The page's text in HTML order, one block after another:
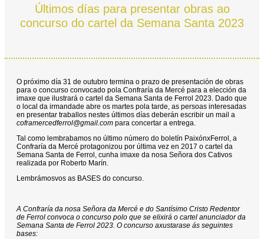
Últimos días para presentar obras ao
concurso do cartel da Semana Santa 2023
O próximo día 31 de outubro termina o prazo de presentación de obras
para o concurso convocado pola Confraría da Mercé para a elección da
imaxe que ilustrará o cartel da Semana Santa de Ferrol 2023. Dado que
o local da irmandade abre os martes pola tarde, as persoas interesadas
en presentar traballos nestes últimos días deberán escribir un mail a
coframercedferrol@gmail.com para concertar a entrega.
Tal como lembrabamos no último número do boletín PaixónxFerrol, a
Confraría da Mercé protagonizou por última vez en 2017 o cartel da
Semana Santa de Ferrol, cunha imaxe da nosa Señora dos Cativos
realizada por Roberto Marín.
Lembrámosvos as BASES do concurso.
A Confraría da nosa Señora da Mercé e do Santísimo Cristo Redentor
de Ferrol convoca o concurso polo que se elixirá o cartel anunciador da
Semana Santa de Ferrol 2023. O concurso axustarase ás seguintes
bases: